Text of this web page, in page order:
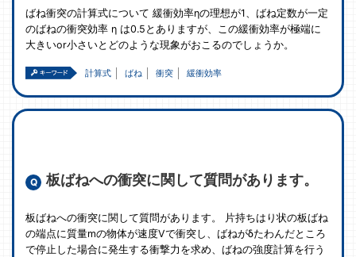
ばね衝突の計算式について 緩衝効率ηの理想が1、ばね定数が一定
のばねの衝突効率 η は0.5とありますが、この緩衝効率が極端に
大きいor小さいとどのような現象がおこるのでしょうか。
計算式 ばね 衝突 緩衝効率
板ばねへの衝突に関して質問があります。
板ばねへの衝突に関して質問があります。 片持ちはり状の板ばね
の端点に質量mの物体が速度Vで衝突し、ばねがδたわんだところ
で停止した場合に発生する衝撃力を求め、ばねの強度計算を行う